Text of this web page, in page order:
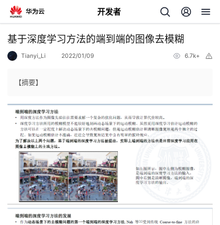
开发者
返
个
人
我
发
基于深度学习方法的端到端的图像去模糊
Tianyi_Li 2022/01/09 6.7k+
【摘要】